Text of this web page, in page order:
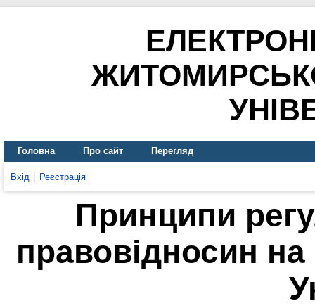
Головна Про сайт Перегляд
Вхід Реєстрація
Принципи
правовідносин на